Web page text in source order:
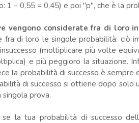
1 – 0,55 = 0,45) e poi "p", che è la
vengono considerate fra di loro
di loro le singole probabilità: ciò
(moltiplicare più volte
e più peggioro la situazione.
la probabilità di successo è sempre
di successo si ottiene dopo solo
prova.
la tua probabilità di successo